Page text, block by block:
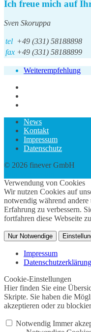
Ich freue mich auf
Sven Skoruppa
tel +49 (331) 58188898
fax +49 (331) 58188899
Weiterempfehlung
News
Kontakt
Impressum
Datenschutz
© 2026 finever GmbH
Verwendung von Cookies
Wir nutzen Cookies auf
notwendig während
Erfahrung zu verbessern.
fortfahren diese Webseite
Nur Notwendige
Impressum
Datenschutzerklärung
Cookie-Einstellungen
Hier finden Sie eine
Skripte. Sie haben die
akzeptieren oder zu
Notwendig Immer